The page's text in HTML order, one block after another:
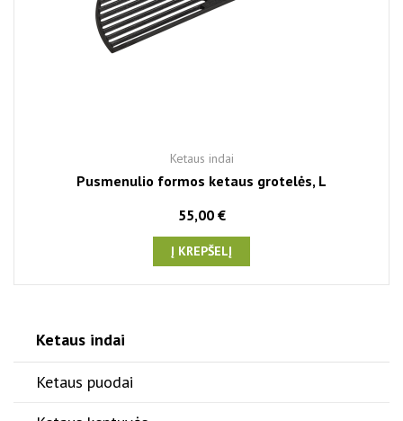
Ketaus indai
Pusmenulio formos ketaus grotelės, L
55,00 €
Į KREPŠELĮ
Ketaus indai
Ketaus puodai